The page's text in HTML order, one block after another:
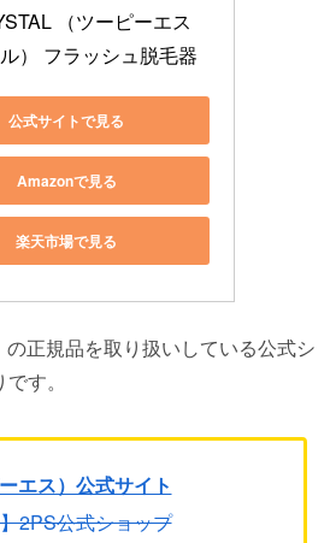
（ツーピーエス
） フラッシュ脱毛器
公式サイトで見る
Amazonで見る
楽天市場で見る
正規品を取り扱いしている公式シ
す。
エス）公式サイト
2PS公式ショップ